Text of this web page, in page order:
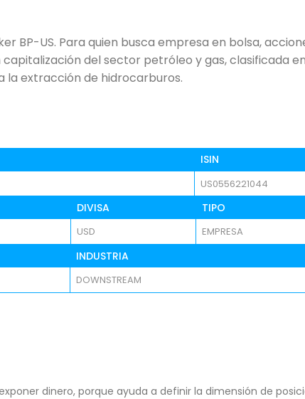
BP-US. Para quien busca empresa en bolsa,
capitalización del sector petróleo y gas, clasificada
la extracción de hidrocarburos.
ISIN
US0556221044
DIVISA TIPO
USD EMPRESA
INDUSTRIA
DOWNSTREAM
dinero, porque ayuda a definir la dimensión de